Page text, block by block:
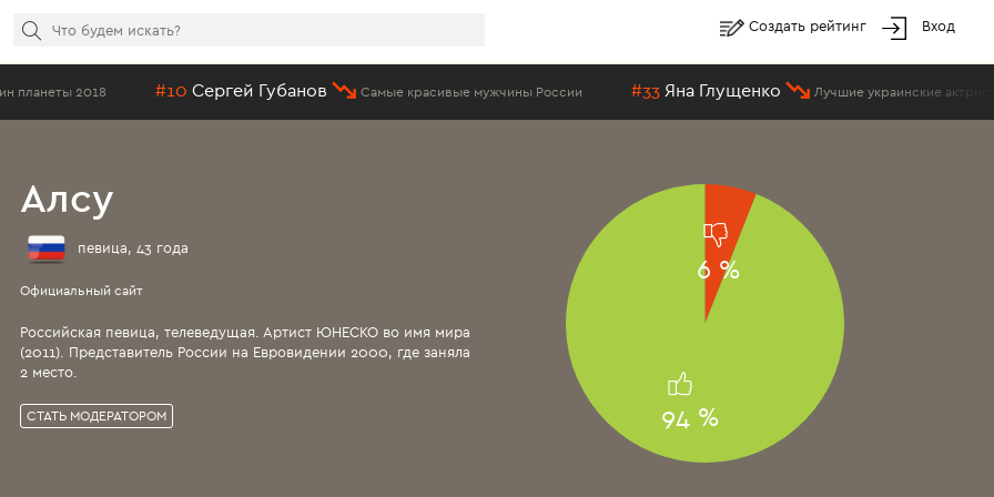
Создать рейтинг Вход
#10 Сергей Губанов Самые красивые мужчины России #33 Яна Глущенко Лучшие украинские актрисы #21 Эмма
Алсу
певица, 43 года
Официальный сайт
Российская певица, телеведущая. Артист ЮНЕСКО во имя мира
(2011). Представитель России на Евровидении 2000, где заняла
2 место.
СТАТЬ МОДЕРАТОРОМ
6 %
94 %